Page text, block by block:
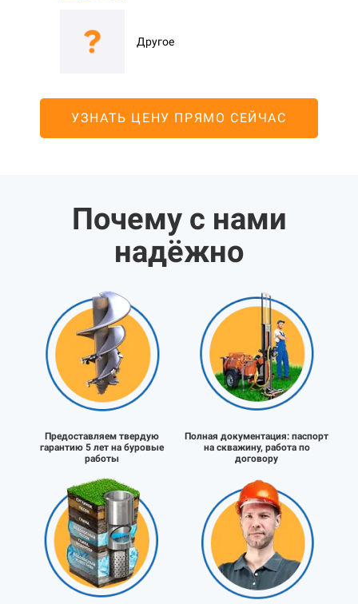
Другое
УЗНАТЬ ЦЕНУ ПРЯМО СЕЙЧАС
Почему с нами
надёжно
Предоставляем твердую
гарантию 5 лет на буровые
работы
Полная документация: паспорт
на скважину, работа по
договору